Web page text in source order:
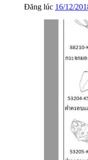
Đăng lúc 16/12/